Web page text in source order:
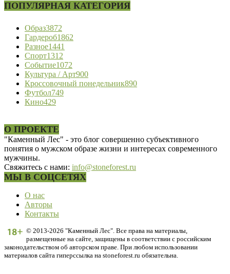
ПОПУЛЯРНАЯ КАТЕГОРИЯ
Образ3872
Гардероб1862
Разное1441
Спорт1312
Событие1072
Культура / Арт900
Кроссовочный понедельник890
Футбол749
Кино429
О ПРОЕКТЕ
"Каменный Лес" - это блог совершенно субъективного
понятия о мужском образе жизни и интересах современного
мужчины.
Свяжитесь с нами: info@stoneforest.ru
МЫ В СОЦСЕТЯХ
О нас
Авторы
Контакты
© 2013-2026 "Каменный Лес". Все права на материалы,
размещенные на сайте, защищены в соответствии с российским
законодательством об авторском праве. При любом использовании
материалов сайта гиперссылка на stoneforest.ru обязательна.